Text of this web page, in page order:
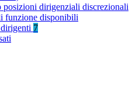
posizioni dirigenziali discrezionali
funzione disponibili
7